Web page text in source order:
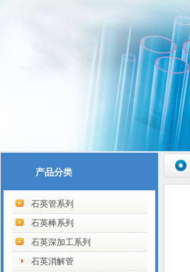
产品分类
石英管系列
石英棒系列
石英深加工系列
石英消解管